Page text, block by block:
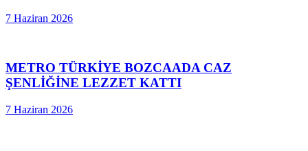
7 Haziran 2026
METRO TÜRKİYE BOZCAADA CAZ
ŞENLİĞİNE LEZZET KATTI
7 Haziran 2026